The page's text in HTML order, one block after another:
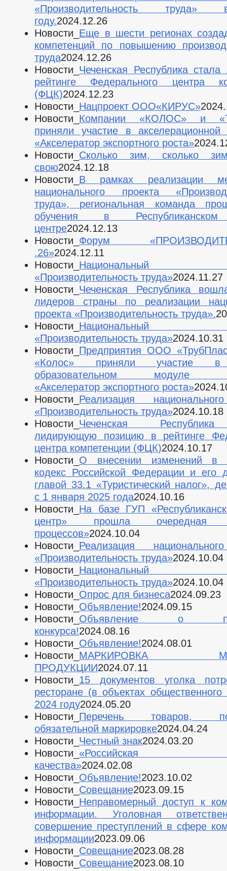
«Производительность
году.2024.12.26
Новости_ Еще в шести регионах
компетенций по повышению
труда2024.12.26
Новости_ Чеченская Республика
рейтинге Федерального центра
(ФЦК)2024.12.23
Новости_ Нацпроект ООО«КИРУС»
Новости_ Компании «КОЛОС» и
приняли участие в акселерационной
«Акселератор экспортного роста»
Новости_ Сколько зим, сколько
свою2024.12.18
Новости_ В рамках реализации
национального проекта
труда», региональная команда
обучения в
центре2024.12.13
Новости_ Форум
.26»2024.12.11
Новости_ Национальный
«Производительность труда»2024.11.27
Новости_ Чеченская Республика
лидеров страны по реализации
проекта «Производительность труда».
Новости_ Национальный
«Производительность труда»2024.10.31
Новости_ Предприятия ООО
«Колос» приняли участие в
образовательном модуле
«Акселератор экспортного роста»
Новости_ Реализация
«Производительность труда»2024.10.18
Новости_ Чеченская
лидирующую позицию в рейтинге
центра компетенции (ФЦК)2024.10.17
Новости_ О внесении изменений в
кодекс Российской Федерации и его
главой 33.1 «Туристический налог»,
с 1 января 2025 года2024.10.16
Новости_ На базе ГУП
центр» прошла очередная
процессов»2024.10.04
Новости_ Реализация
«Производительность труда»2024.10.04
Новости_ Национальный
«Производительность труда»2024.10.04
Новости_ Опрос для бизнеса2024.09.23
Новости_ Объявление!2024.09.15
Новости_ Объявление о
конкурса!2024.08.16
Новости_ Объявление!2024.08.01
Новости_ МАРКИРОВКА
ПРОДУКЦИИ2024.07.11
Новости_ 15 документов уголка
ресторане (в объектах
2024 году2024.05.20
Новости_ Перечень товаров,
обязательной маркировке2024.04.24
Новости_ Честный знак2024.03.20
Новости_ «Российская
качества»2024.02.08
Новости_ Объявление!2023.10.02
Новости_ Совещание2023.09.15
Новости_ Неправомерный доступ к
информации. Уголовная
совершение преступлений в сфере
информации2023.09.06
Новости_ Совещание2023.08.28
Новости_ Совещание2023.08.10